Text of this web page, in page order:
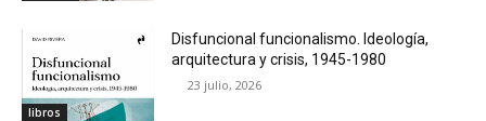
libros
Disfuncional funcionalismo. Ideología,
arquitectura y crisis, 1945-1980
23 julio, 2026